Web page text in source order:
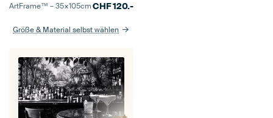
ArtFrame™ –35×105cmCHF120.-
Größe & Material selbst wählen